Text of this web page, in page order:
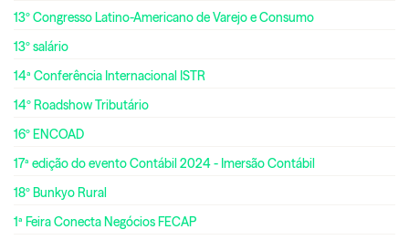
13º Congresso Latino-Americano de Varejo e Consumo
13º salário
14ª Conferência Internacional ISTR
14º Roadshow Tributário
16º ENCOAD
17ª edição do evento Contábil 2024 - Imersão Contábil
18º Bunkyo Rural
1ª Feira Conecta Negócios FECAP